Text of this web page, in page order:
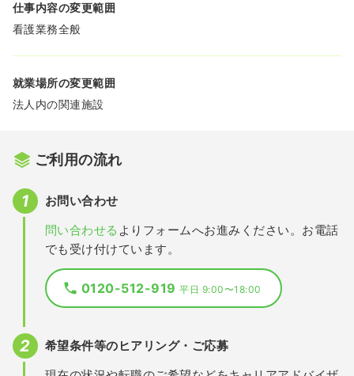
仕事内容の変更範囲
看護業務全般
就業場所の変更範囲
法人内の関連施設
ご利用の流れ
お問い合わせ
問い合わせる よりフォームへお進みください。お電話
でも受け付けています。
0120-512-919平日 9:00〜18:00
希望条件等のヒアリング・ご応募